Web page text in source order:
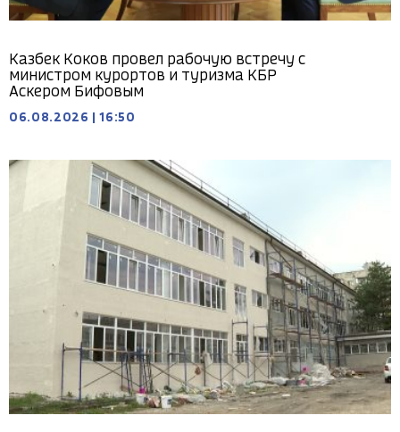
Казбек Коков провел рабочую встречу с
министром курортов и туризма КБР
Аскером Бифовым
06.08.2026 16:50